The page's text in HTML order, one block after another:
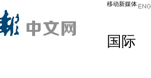
移动新媒体
国际